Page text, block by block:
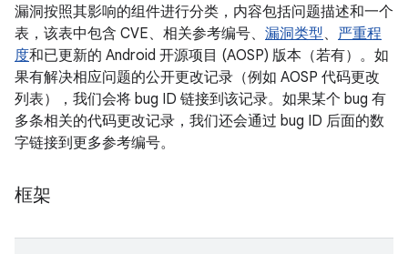
漏洞按照其影响的组件进行分类，内容包括问题描述和一个
表，该表中包含 CVE、相关参考编号、 漏洞类型、 严重程
度和已更新的 Android 开源项目 (AOSP) 版本（若有）。如
果有解决相应问题的公开更改记录（例如 AOSP 代码更改
列表），我们会将 bug ID 链接到该记录。如果某个 bug 有
多条相关的代码更改记录，我们还会通过 bug ID 后面的数
字链接到更多参考编号。
框架